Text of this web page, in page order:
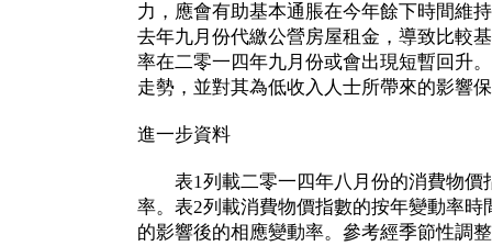
力，應會有助基本通脹在今年餘下時間維
去年九月份代繳公營房屋租金，導致比較
率在二零一四年九月份或會出現短暫回升
走勢，並對其為低收入人士所帶來的影響
進一步資料
表1列載二零一四年八月份的消費物價
率。表2列載消費物價指數的按年變動率
的影響後的相應變動率。參考經季節性調